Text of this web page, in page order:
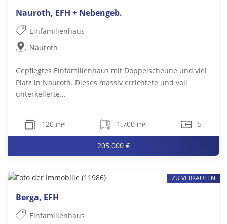
Nauroth, EFH + Nebengeb.
Einfamilienhaus
Nauroth
Gepflegtes Einfamilienhaus mit Doppelscheune und viel
Platz in Nauroth. Dieses massiv errichtete und voll
unterkellerte...
120 m² 1.700 m² 5
205.000 €
Berga, EFH
Einfamilienhaus
ZU VERKAUFEN